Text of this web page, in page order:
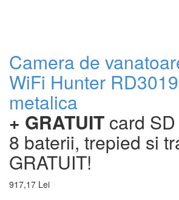
Camera de
WiFi Hunter
metalica
+ GRATUIT card
8 baterii, trepied si
GRATUIT!
917,17 Lei